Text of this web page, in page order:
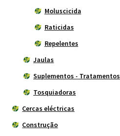
Moluscicida
Raticidas
Repelentes
Jaulas
Suplementos - Tratamentos
Tosquiadoras
Cercas eléctricas
Construção